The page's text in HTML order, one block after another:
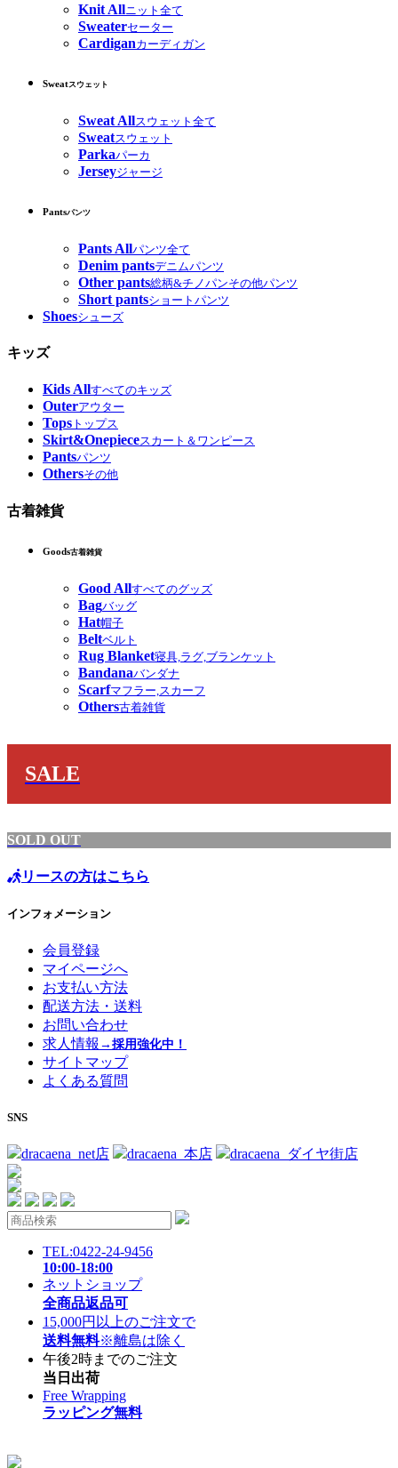
Knit Allニット全て
Sweaterセーター
Cardiganカーディガン
Sweatスウェット
Sweat Allスウェット全て
Sweatスウェット
Parkaパーカ
Jerseyジャージ
Pantsパンツ
Pants Allパンツ全て
Denim pantsデニムパンツ
Other pants総柄&チノパンその他パンツ
Short pantsショートパンツ
Shoesシューズ
キッズ
Kids Allすべてのキッズ
Outerアウター
Tops トップス
Skirt&Onepieceスカート＆ワンピース
Pantsパンツ
Othersその他
古着雑貨
Goods古着雑貨
Good Allすべてのグッズ
Bagバッグ
Hat帽子
Beltベルト
Rug Blanket寝具,ラグ,ブランケット
Bandanaバンダナ
Scarfマフラー,スカーフ
Others古着雑貨
SALE
SOLD OUT
リースの方はこちら
インフォメーション
会員登録
マイページへ
お支払い方法
配送方法・送料
お問い合わせ
求人情報 →採用強化中！
サイトマップ
よくある質問
SNS
dracaena_net店 dracaena_本店 dracaena_ダイヤ街店
TEL:0422-24-9456
10:00-18:00
ネットショップ
全商品返品可
15,000円以上のご注文で
送料無料※離島は除く
午後2時までのご注文
当日出荷
Free Wrapping
ラッピング無料